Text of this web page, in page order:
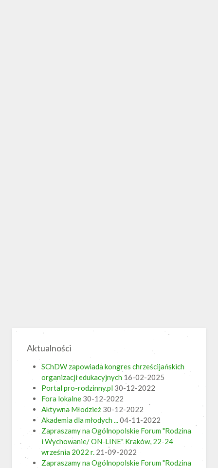
Aktualności
SChDW zapowiada kongres chrześcijańskich
organizacji edukacyjnych 16-02-2025
Portal pro-rodzinny.pl 30-12-2022
Fora lokalne 30-12-2022
Aktywna Młodzież 30-12-2022
Akademia dla młodych ...04-11-2022
Zapraszamy na Ogólnopolskie Forum "Rodzina
i Wychowanie/ ON-LINE" Kraków, 22-24
września 2022 r. 21-09-2022
Zapraszamy na Ogólnopolskie Forum "Rodzina